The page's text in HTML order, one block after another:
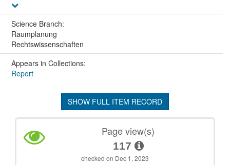
Science Branch:
Raumplanung
Rechtswissenschaften
Appears in Collections:
Report
SHOW FULL ITEM RECORD
Page view(s)
117
checked on Dec 1, 2023